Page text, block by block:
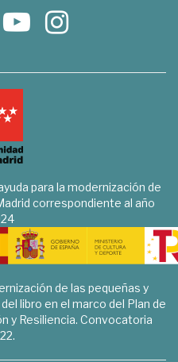
para la modernización de
correspondiente al año
de las pequeñas y
libro en el marco del Plan de
y Resiliencia. Convocatoria